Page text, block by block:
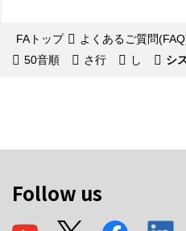
FAトップ よくあるご質問
50音順
さ行 し シ
Follow us